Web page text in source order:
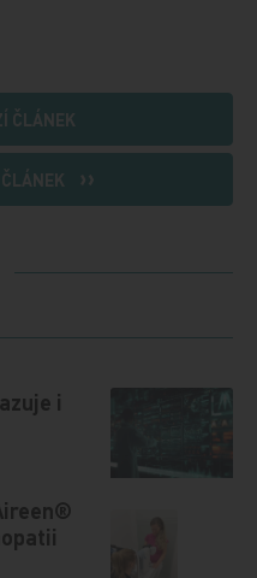
ČLÁNEK
i